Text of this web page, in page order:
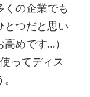
くの企業でも
とつだと思い
めです…）
ってディス